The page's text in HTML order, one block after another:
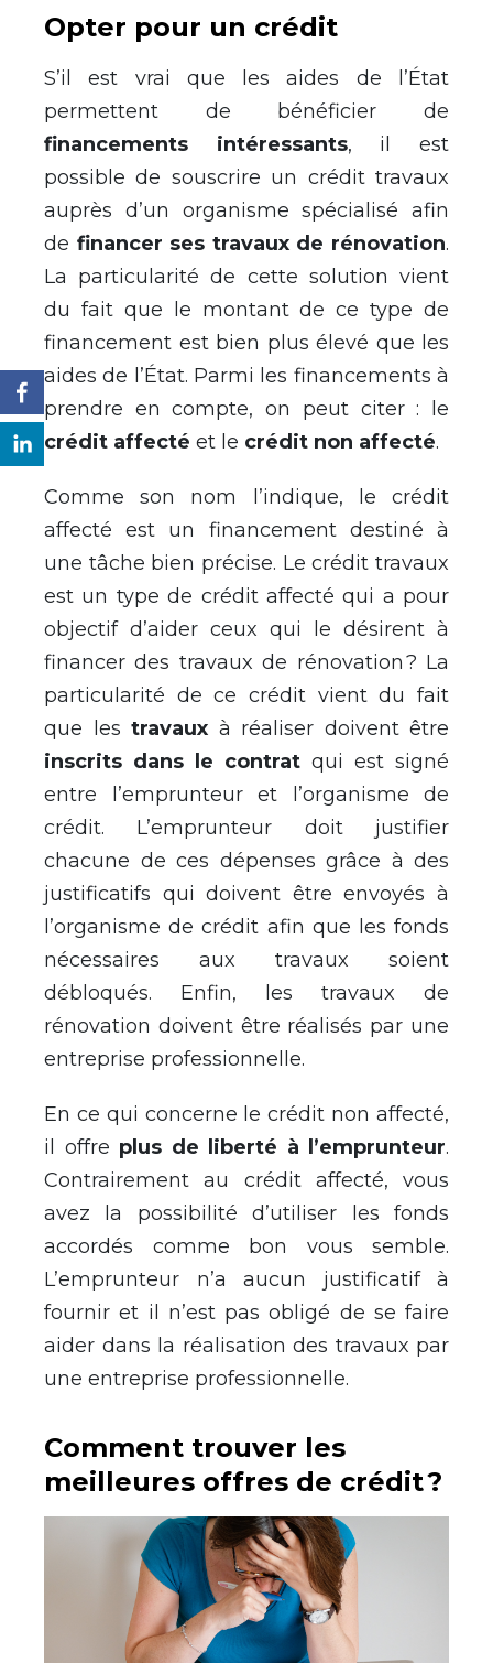
Opter pour un crédit
S’il est vrai que les aides de l’État
permettent de bénéficier de
financements intéressants, il est
possible de souscrire un crédit travaux
auprès d’un organisme spécialisé afin
de financer ses travaux de rénovation.
La particularité de cette solution vient
du fait que le montant de ce type de
financement est bien plus élevé que les
aides de l’État. Parmi les financements à
prendre en compte, on peut citer : le
crédit affecté et le crédit non affecté.
Comme son nom l’indique, le crédit
affecté est un financement destiné à
une tâche bien précise. Le crédit travaux
est un type de crédit affecté qui a pour
objectif d’aider ceux qui le désirent à
financer des travaux de rénovation ? La
particularité de ce crédit vient du fait
que les travaux à réaliser doivent être
inscrits dans le contrat qui est signé
entre l’emprunteur et l’organisme de
crédit. L’emprunteur doit justifier
chacune de ces dépenses grâce à des
justificatifs qui doivent être envoyés à
l’organisme de crédit afin que les fonds
nécessaires aux travaux soient
débloqués. Enfin, les travaux de
rénovation doivent être réalisés par une
entreprise professionnelle.
En ce qui concerne le crédit non affecté,
il offre plus de liberté à l’emprunteur.
Contrairement au crédit affecté, vous
avez la possibilité d’utiliser les fonds
accordés comme bon vous semble.
L’emprunteur n’a aucun justificatif à
fournir et il n’est pas obligé de se faire
aider dans la réalisation des travaux par
une entreprise professionnelle.
Comment trouver les
meilleures offres de crédit ?